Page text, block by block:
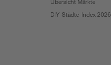
DIY-Städte-Index 2026